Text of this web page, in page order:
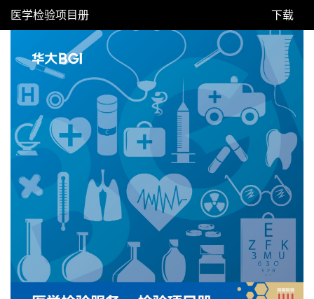
下载
医学检验项目册